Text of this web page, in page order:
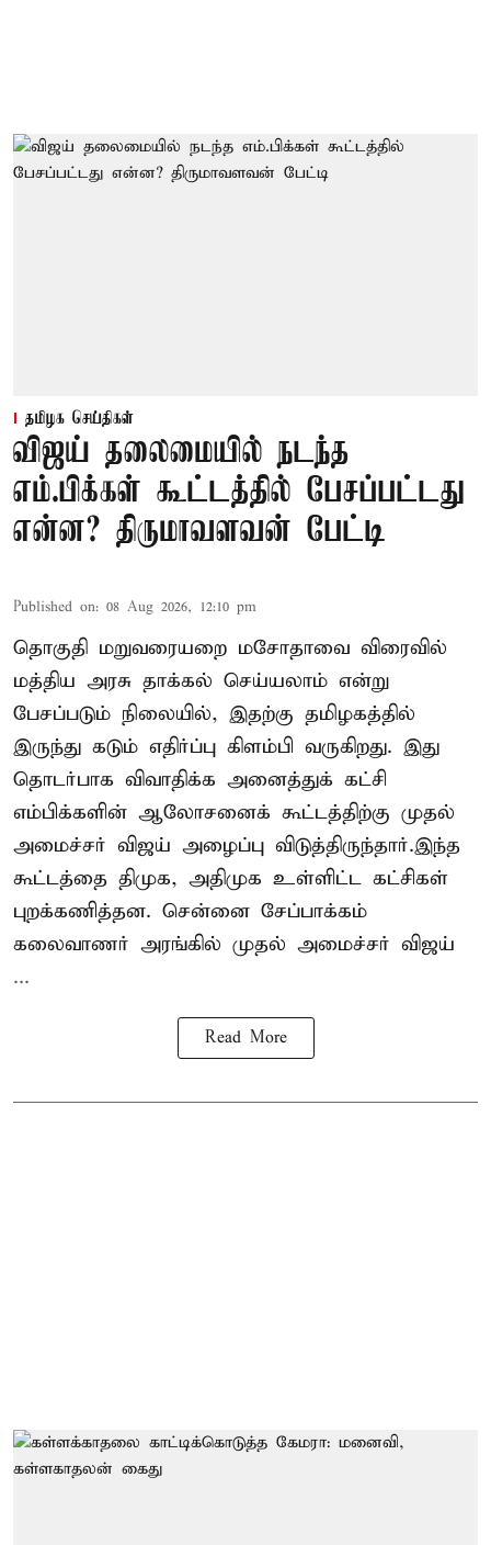
தமிழக செய்திகள்
விஜய் தலைமையில் நடந்த
எம்.பிக்கள் கூட்டத்தில் பேசப்பட்டது
என்ன? திருமாவளவன் பேட்டி
Published on: 08 Aug 2026, 12:10 pm
தொகுதி மறுவரையறை மசோதாவை விரைவில்
மத்திய அரசு தாக்கல் செய்யலாம் என்று
பேசப்படும் நிலையில், இதற்கு தமிழகத்தில்
இருந்து கடும் எதிர்ப்பு கிளம்பி வருகிறது. இது
தொடர்பாக விவாதிக்க அனைத்துக் கட்சி
எம்பிக்களின் ஆலோசனைக் கூட்டத்திற்கு முதல்
அமைச்சர் விஜய் அழைப்பு விடுத்திருந்தார்.இந்த
கூட்டத்தை திமுக, அதிமுக உள்ளிட்ட கட்சிகள்
புறக்கணித்தன. சென்னை சேப்பாக்கம்
கலைவாணர் அரங்கில் முதல் அமைச்சர் விஜய்
...
Read More